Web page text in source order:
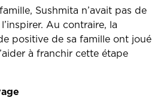
Sushmita n’avait pas de
Au contraire, la
positive de sa famille ont joué
à franchir cette étape